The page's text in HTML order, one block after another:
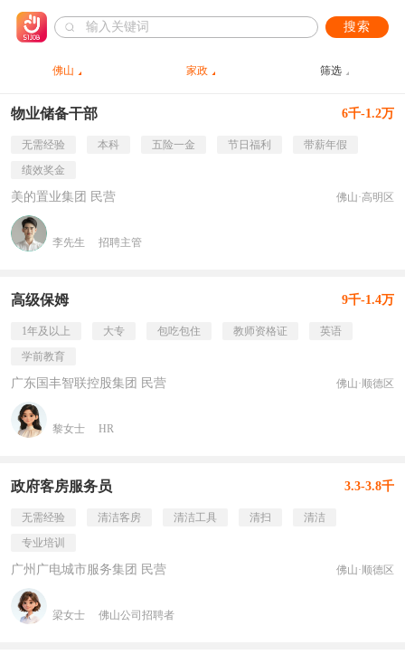
搜索
佛山 家政 筛选
物业储备干部 6千-1.2万
无需经验 本科 五险一金 节日福利
带薪年假
绩效奖金
美的置业集团 民营 佛山·高明区
李先生 招聘主管
高级保姆 9千-1.4万
1年及以上 大专 包吃包住 教师资格证
英语
学前教育
广东国丰智联控股集团 民营 佛山·顺德区
黎女士 HR
政府客房服务员 3.3-3.8千
无需经验 清洁客房 清洁工具 清扫
清洁
专业培训
广州广电城市服务集团 民营 佛山·顺德区
梁女士 佛山公司招聘者